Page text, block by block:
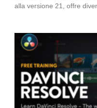
alla versione 21, offre